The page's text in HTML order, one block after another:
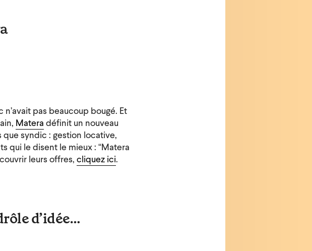
pas beaucoup bougé. Et
Matera définit un nouveau
syndic : gestion locative,
qui le disent le mieux : “Matera
leurs offres, cliquez ici.
d’idée…